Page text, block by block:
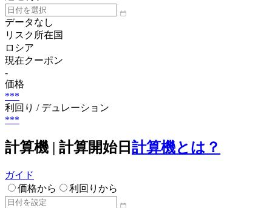
データなし
リスク所在国
ロシア
現在クーポン
-
価格
***
利回り / デュレーション
***
計算機 | 計算開始日 計算機とは？
ガイド
価格から
利回りから